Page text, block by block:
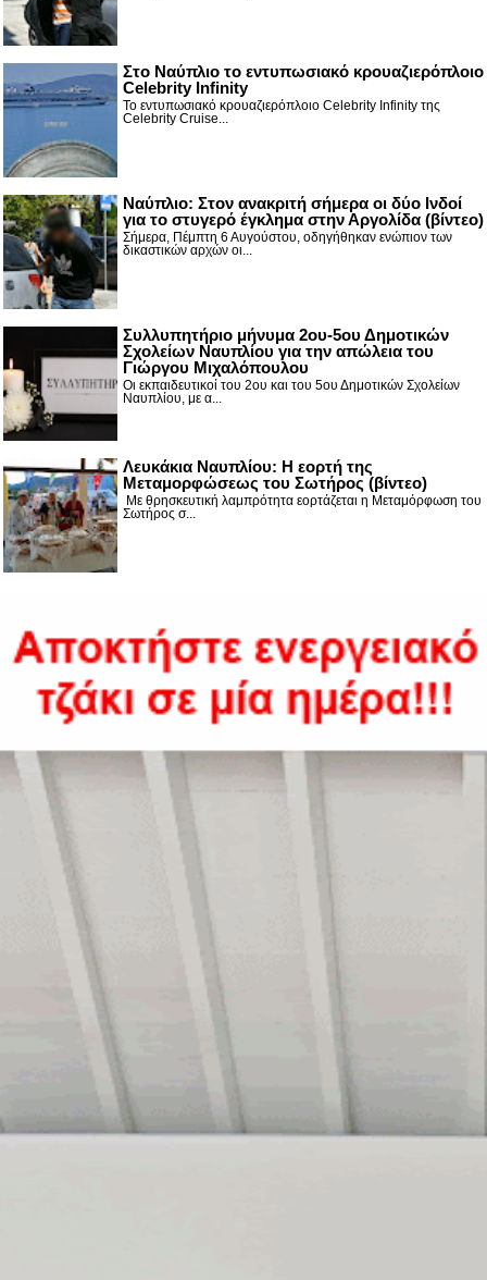
Στο Ναύπλιο το εντυπωσιακό κρουαζιερόπλοιο
Celebrity Infinity
Το εντυπωσιακό κρουαζιερόπλοιο Celebrity Infinity της
Celebrity Cruise...
Nαύπλιο: Στον ανακριτή σήμερα οι δύο Ινδοί
για το στυγερό έγκλημα στην Αργολίδα (βίντεο)
Σήμερα, Πέμπτη 6 Αυγούστου, οδηγήθηκαν ενώπιον των
δικαστικών αρχών οι...
Συλλυπητήριο μήνυμα 2ου-5ου Δημοτικών
Σχολείων Ναυπλίου για την απώλεια του
Γιώργου Μιχαλόπουλου
Οι εκπαιδευτικοί του 2ου και του 5ου Δημοτικών Σχολείων
Ναυπλίου, με α...
Λευκάκια Ναυπλίου: Η εορτή της
Μεταμορφώσεως του Σωτήρος (βίντεο)
Με θρησκευτική λαμπρότητα εορτάζεται η Μεταμόρφωση του
Σωτήρος σ...